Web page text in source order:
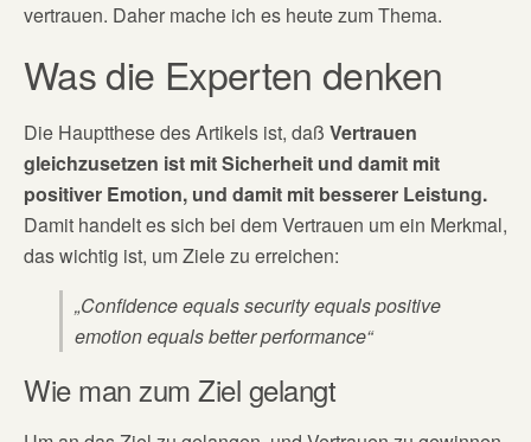
vertrauen. Daher mache ich es heute zum Thema.
Was die Experten denken
Die Hauptthese des Artikels ist, daß Vertrauen
gleichzusetzen ist mit Sicherheit und damit mit
positiver Emotion, und damit mit besserer Leistung.
Damit handelt es sich bei dem Vertrauen um ein Merkmal,
das wichtig ist, um Ziele zu erreichen:
„Confidence equals security equals positive
emotion equals better performance“
Wie man zum Ziel gelangt